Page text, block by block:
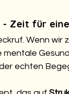
- Zeit für
Wenn
mentale
echten